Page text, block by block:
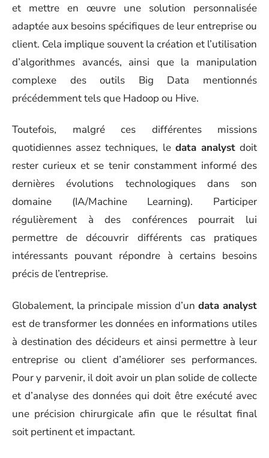
et mettre en œuvre une solution personnalisée
adaptée aux besoins spécifiques de leur entreprise ou
client. Cela implique souvent la création et l’utilisation
d’algorithmes avancés, ainsi que la manipulation
complexe des outils Big Data mentionnés
précédemment tels que Hadoop ou Hive.
Toutefois, malgré ces différentes missions
quotidiennes assez techniques, le data analystdoit
rester curieux et se tenir constamment informé des
dernières évolutions technologiques dans son
domaine (IA/Machine Learning). Participer
régulièrement à des conférences pourrait lui
permettre de découvrir différents cas pratiques
intéressants pouvant répondre à certains besoins
précis de l’entreprise.
Globalement, la principale mission d’un data analyst
est de transformer les données en informations utiles
à destination des décideurs et ainsi permettre à leur
entreprise ou client d’améliorer ses performances.
Pour y parvenir, il doit avoir un plan solide de collecte
et d’analyse des données qui doit être exécuté avec
une précision chirurgicale afin que le résultat final
soit pertinent et impactant.